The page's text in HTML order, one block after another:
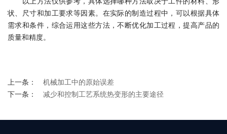
状、尺寸和加工要求等因素。在实际的制造过程中，可以根据具体
需求和条件，综合运用这些方法，不断优化加工过程，提高产品的
质量和精度。
上一条：
机械加工中的原始误差
下一条：
减少和控制工艺系统热变形的主要途径